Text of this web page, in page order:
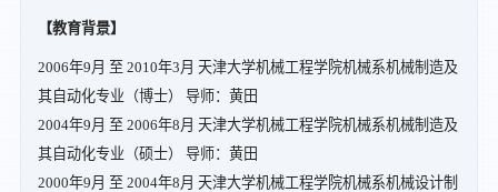
【教育背景】
2006年9月 至 2010年3月 天津大学机械工程学院机械系机械制造及
其自动化专业（博士） 导师：黄田
2004年9月 至 2006年8月 天津大学机械工程学院机械系机械制造及
其自动化专业（硕士） 导师：黄田
2000年9月 至 2004年8月 天津大学机械工程学院机械系机械设计制